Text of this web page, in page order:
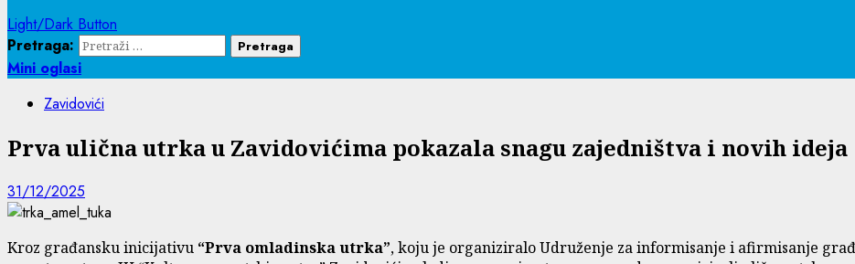
Light/Dark Button
Pretraga:
Mini oglasi
Zavidovići
Prva ulična utrka u Zavidovićima pokazala snagu zajedništva i novih ideja
31/12/2025
Kroz građansku inicijativu “Prva omladinska utrka”, koju je organiziralo Udruženje za informisanje i afirmisanje